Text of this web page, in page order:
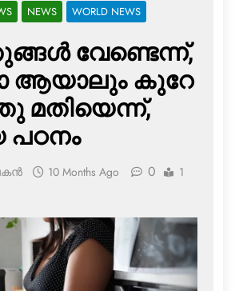
NEWS WORLD NEWS
വേണ്ടെന്ന്,
ആയാലും കുറേ
മതിയെന്ന്,
പഠനം
10 Months Ago 0
1